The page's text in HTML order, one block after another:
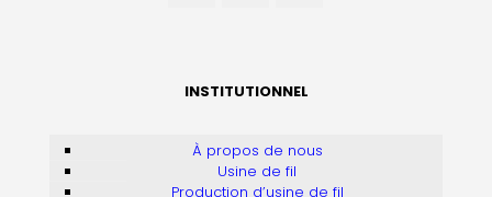
INSTITUTIONNEL
À propos de nous
Usine de fil
Production d’usine de fil